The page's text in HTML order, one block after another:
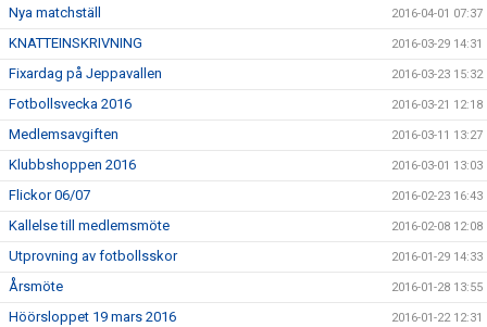
Nya matchställ 2016-04-01 07:37
KNATTEINSKRIVNING 2016-03-29 14:31
Fixardag på Jeppavallen 2016-03-23 15:32
Fotbollsvecka 2016 2016-03-21 12:18
Medlemsavgiften 2016-03-11 13:27
Klubbshoppen 2016 2016-03-01 13:03
Flickor 06/07 2016-02-23 16:43
Kallelse till medlemsmöte 2016-02-08 12:08
Utprovning av fotbollsskor 2016-01-29 14:33
Årsmöte 2016-01-28 13:55
Höörsloppet 19 mars 2016 2016-01-22 12:31